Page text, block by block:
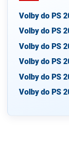
Volby do PS
Volby do PS
Volby do PS
Volby do PS
Volby do PS
Volby do PS